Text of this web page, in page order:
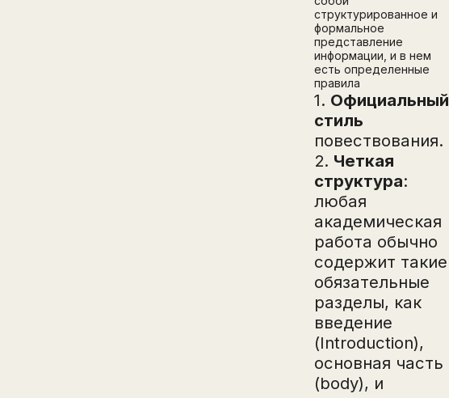
структурированное и
формальное
представление
информации, и в нем
есть определенные
правила
1. Официальный
стиль
повествования.
2. Четкая
структура:
любая
академическая
работа обычно
содержит такие
обязательные
разделы, как
введение
(Introduction),
основная часть
(body), и